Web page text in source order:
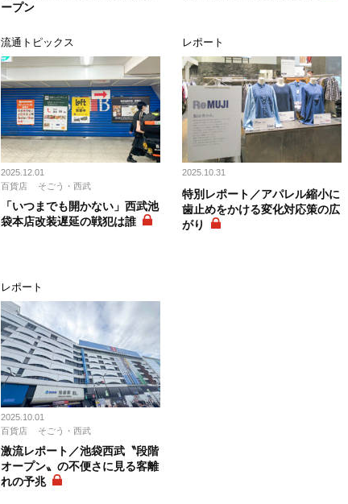
ープン
流通トピックス
2025.12.01
百貨店
そごう・西武
「いつまでも開かない」西武池
袋本店改装遅延の戦犯は誰
レポート
2025.10.31
特別レポート／アパレル縮小に
歯止めをかける変化対応策の広
がり
レポート
2025.10.01
百貨店
そごう・西武
激流レポート／池袋西武〝段階
オープン〟の不便さに見る客離
れの予兆